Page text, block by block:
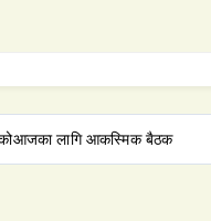
लागि आकस्मिक बैठक